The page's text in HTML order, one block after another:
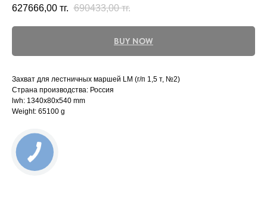
627666,00 тг. 690433,00 тг.
BUY NOW
Захват для лестничных маршей LM (г/п 1,5 т, №2)
Страна производства: Россия
lwh: 1340x80x540 mm
Weight: 65100 g